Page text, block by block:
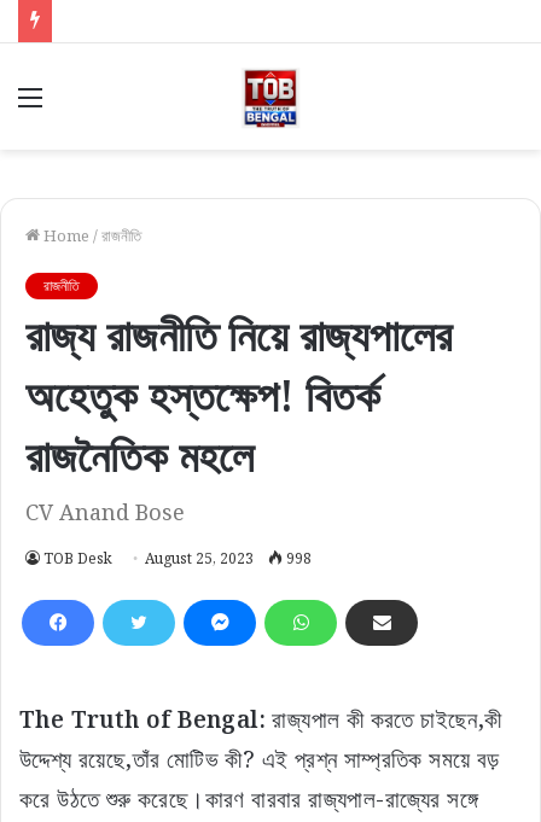
Menu
Home /রাজনীতি
রাজনীতি
রাজ্য রাজনীতি নিয়ে রাজ্যপালের
অহেতুক হস্তক্ষেপ! বিতর্ক
রাজনৈতিক মহলে
CV Anand Bose
TOB Desk August 25, 2023 998
The Truth of Bengal: রাজ্যপাল কী করতে চাইছেন,কী
উদ্দেশ্য রয়েছে,তাঁর মোটিভ কী? এই প্রশ্ন সাম্প্রতিক সময়ে বড়
করে উঠতে শুরু করেছে।কারণ বারবার রাজ্যপাল-রাজ্যের সঙ্গে